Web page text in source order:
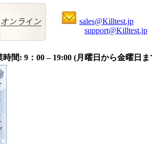
sales@Killtest.jp
support@Killtest.jp
間: 9：00 – 19:00 (月曜日から金曜日ま